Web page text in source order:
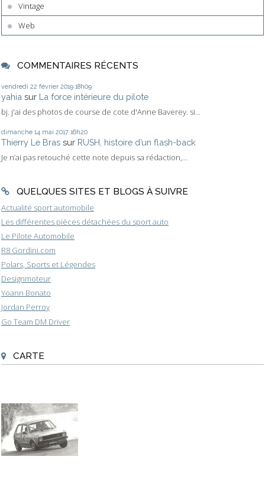
Vintage
Web
COMMENTAIRES RÉCENTS
vendredi 22 février 2019 18h09
yahia sur La force intérieure du pilote
bj. j'ai des photos de course de cote d'Anne Baverey. si...
dimanche 14 mai 2017 16h20
Thierry Le Bras sur RUSH, histoire d’un flash-back
Je n’ai pas retouché cette note depuis sa rédaction,...
QUELQUES SITES ET BLOGS À SUIVRE
Actualité sport automobile
Les différentes pièces détachées du sport auto
Le Pilote Automobile
R8 Gordini.com
Polars, Sports et Légendes
Designmoteur
Yoann Bonato
Jordan Perroy
Go Team DM Driver
CARTE